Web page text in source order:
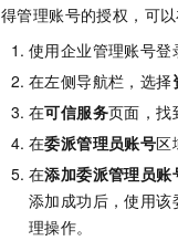
得管理账号的授权，可
使用企业管理账号登
在左侧导航栏，选择
在可信服务页面，找
在委派管理员账号区
在添加委派管理员账
添加成功后，使用
理操作。